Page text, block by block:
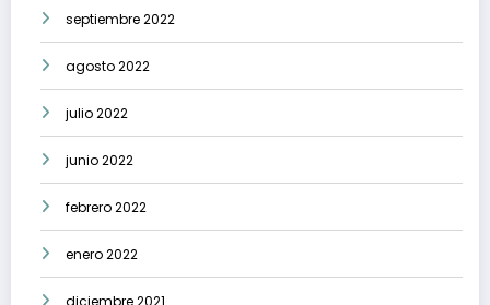
septiembre 2022
agosto 2022
julio 2022
junio 2022
febrero 2022
enero 2022